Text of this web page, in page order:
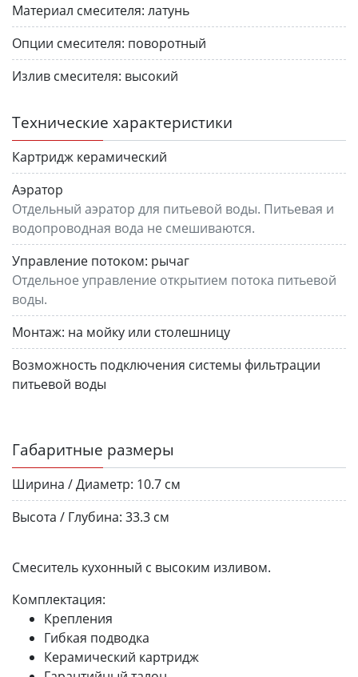
Материал смесителя: латунь
Опции смесителя: поворотный
Излив смесителя: высокий
Технические характеристики
Картридж керамический
Аэратор
Отдельный аэратор для питьевой воды. Питьевая и
водопроводная вода не смешиваются.
Управление потоком: рычаг
Отдельное управление открытием потока питьевой
воды.
Монтаж: на мойку или столешницу
Возможность подключения системы фильтрации
питьевой воды
Габаритные размеры
Ширина / Диаметр: 10.7 см
Высота / Глубина: 33.3 см
Смеситель кухонный с высоким изливом.
Комплектация:
Крепления
Гибкая подводка
Керамический картридж